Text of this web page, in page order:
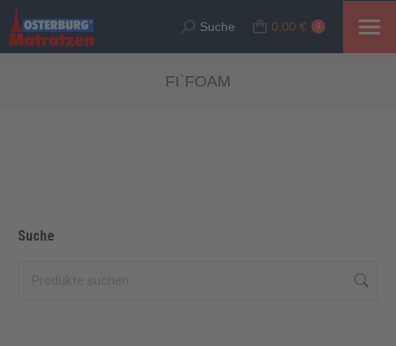
Suche:
Suche 0,00 € 0
FI`FOAM
Suche